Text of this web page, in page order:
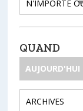
QUAND
AUJOURD'HUI